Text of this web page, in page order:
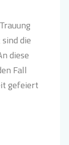
die
diese
Fall
gefeiert